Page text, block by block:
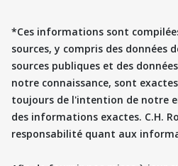
*Ces informations sont
sources, y compris des données
sources publiques et des
notre connaissance, sont
toujours de l'intention de notre
des informations exactes. C.H.
responsabilité quant aux